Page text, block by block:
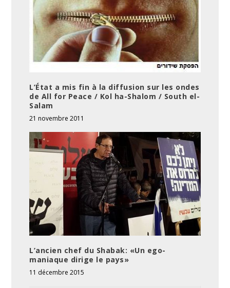
L’État a mis fin à la diffusion sur les ondes
de All for Peace / Kol ha-Shalom / South el-
Salam
21 novembre 2011
L’ancien chef du Shabak: «Un ego-
maniaque dirige le pays»
11 décembre 2015